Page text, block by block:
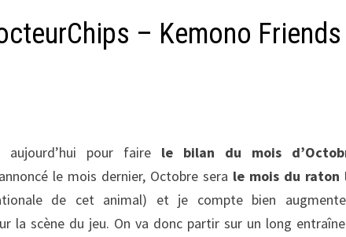
– Kemono
pour faire le bilan du mois
le mois dernier, Octobre sera le mois du raton
de cet animal) et je compte bien
la scène du jeu. On va donc partir sur un long